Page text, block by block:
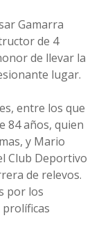
Gamarra
de 4
de llevar la
lugar.
entre los que
84 años, quien
y Mario
Club Deportivo
de relevos.
por los
prolíficas